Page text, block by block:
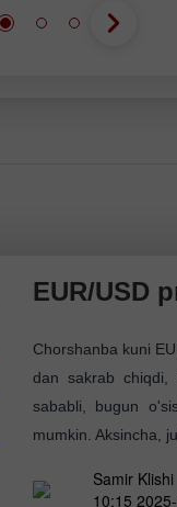
EUR/USD
Chorshanba kuni
dan sakrab chiqdi,
sababli, bugun
mumkin. Aksincha,
Samir Klishi
10:15